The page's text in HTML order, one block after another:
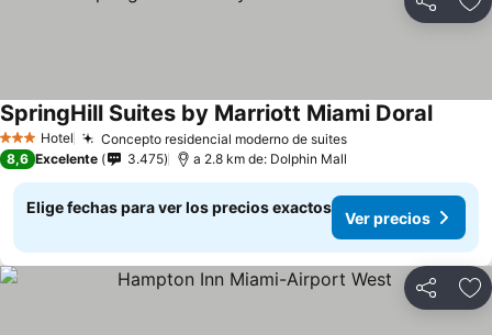
Compartir
3 Estrellas
Hotel Concepto residencial moderno de suitesVer precios
SpringHill Suites by Marriott Miami DoralVer
8,6 Excelente 3.475 a 2.8 km de: Dolphin Mall
Elige fechas para ver los precios exactos
Ver precios
Compartir